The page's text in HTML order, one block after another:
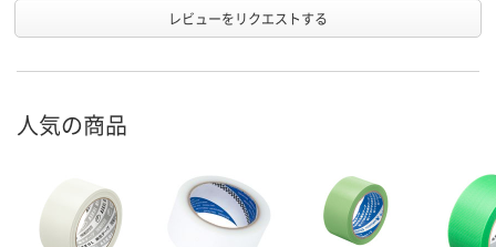
レビューをリクエストする
人気の商品